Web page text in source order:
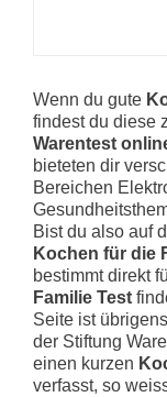
Wenn du gute
findest du diese
Warentest
bieteten dir
Bereichen
Bist du also auf
Kochen für die
bestimmt direkt
Familie Test
Seite ist
der Stiftung
einen kurzen
verfasst, so